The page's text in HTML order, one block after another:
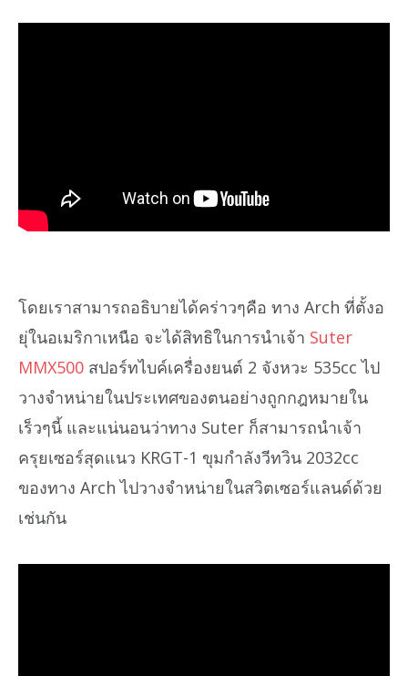
โดยเราสามารถอธิบายได้คร่าวๆคือ ทาง Arch ที่ตั้งอ
ยุ่ในอเมริกาเหนือ จะได้สิทธิในการนำเจ้า Suter
MMX500 สปอร์ทไบค์เครื่องยนต์ 2 จังหวะ 535cc ไป
วางจำหน่ายในประเทศของตนอย่างถูกกฎหมายใน
เร็วๆนี้ และแน่นอนว่าทาง Suter ก็สามารถนำเจ้า
ครุยเซอร์สุดแนว KRGT-1 ขุมกำลังวีทวิน 2032cc
ของทาง Arch ไปวางจำหน่ายในสวิตเซอร์แลนด์ด้วย
เช่นกัน